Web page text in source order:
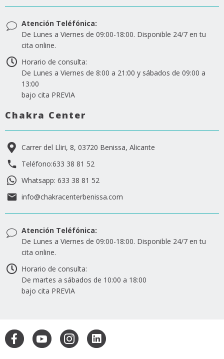
Atención Teléfónica:
De Lunes a Viernes de 09:00-18:00. Disponible 24/7 en tu
cita online.
Horario de consulta:
De Lunes a Viernes de 8:00 a 21:00 y sábados de 09:00 a
13:00
bajo cita PREVIA
Chakra Center
Carrer del Lliri, 8, 03720 Benissa, Alicante
Teléfono:633 38 81 52
Whatsapp: 633 38 81 52
info@chakracenterbenissa.com
Atención Teléfónica:
De Lunes a Viernes de 09:00-18:00. Disponible 24/7 en tu
cita online.
Horario de consulta:
De martes a sábados de 10:00 a 18:00
bajo cita PREVIA